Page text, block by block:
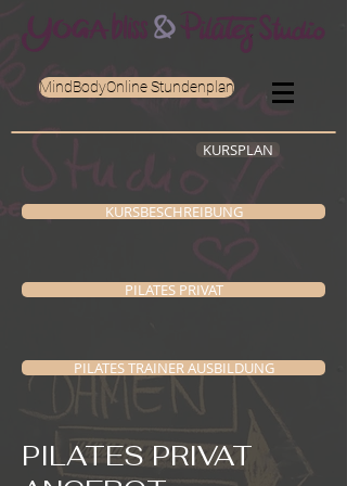
MindBodyOnline Stundenplan
KURSPLAN
KURSBESCHREIBUNG
PILATES PRIVAT
PILATES TRAINER AUSBILDUNG
PILATES PRIVAT